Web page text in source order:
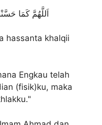
اَللَّهُمَّ كَمَا
hassanta khalqii
Engkau telah
(fisik)ku, maka